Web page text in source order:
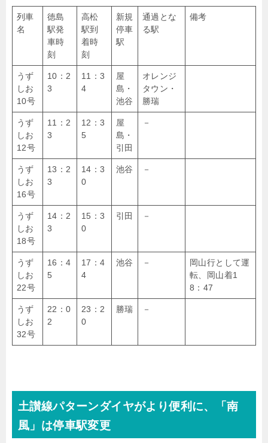
列車
名
徳島
駅発
車時
刻
高松
駅到
着時
刻
新規
停車
駅
通過とな
る駅
備考
うず
しお
10号
10：2
3
11：3
4
屋
島・
池谷
オレンジ
タウン・
勝瑞
うず
しお
12号
11：2
3
12：3
5
屋
島・
引田
－
うず
しお
16号
13：2
3
14：3
0
池谷 －
うず
しお
18号
14：2
3
15：3
0
引田 －
うず
しお
22号
16：4
5
17：4
4
池谷 －
岡山行として運
転、岡山着1
8：47
うず
しお
32号
22：0
2
23：2
0
勝瑞 －
土讃線パターンダイヤがより便利に、「南
風」は停車駅変更